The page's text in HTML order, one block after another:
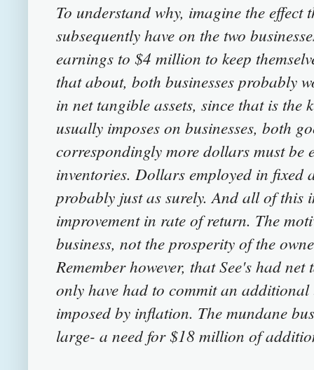
To understand why, imagine the
subsequently have on the two
earnings to $4 million to keep
that about, both businesses probably
in net tangible assets, since that is
usually imposes on businesses, both
correspondingly more dollars must be
inventories. Dollars employed in fixed
probably just as surely. And all of this
improvement in rate of return. The
business, not the prosperity of the
Remember however, that See's had
only have had to commit an
imposed by inflation. The mundane
large- a need for $18 million of